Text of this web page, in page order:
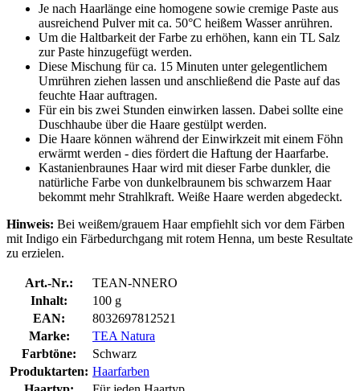
Je nach Haarlänge eine homogene sowie cremige Paste aus
ausreichend Pulver mit ca. 50°C heißem Wasser anrühren.
Um die Haltbarkeit der Farbe zu erhöhen, kann ein TL Salz
zur Paste hinzugefügt werden.
Diese Mischung für ca. 15 Minuten unter gelegentlichem
Umrühren ziehen lassen und anschließend die Paste auf das
feuchte Haar auftragen.
Für ein bis zwei Stunden einwirken lassen. Dabei sollte eine
Duschhaube über die Haare gestülpt werden.
Die Haare können während der Einwirkzeit mit einem Föhn
erwärmt werden - dies fördert die Haftung der Haarfarbe.
Kastanienbraunes Haar wird mit dieser Farbe dunkler, die
natürliche Farbe von dunkelbraunem bis schwarzem Haar
bekommt mehr Strahlkraft. Weiße Haare werden abgedeckt.
Hinweis: Bei weißem/grauem Haar empfiehlt sich vor dem Färben
mit Indigo ein Färbedurchgang mit rotem Henna, um beste Resultate
zu erzielen.
Art.-Nr.:
TEAN-NNERO
Inhalt:
100 g
EAN:
8032697812521
Marke:
TEA Natura
Farbtöne:
Schwarz
Produktarten: Haarfarben